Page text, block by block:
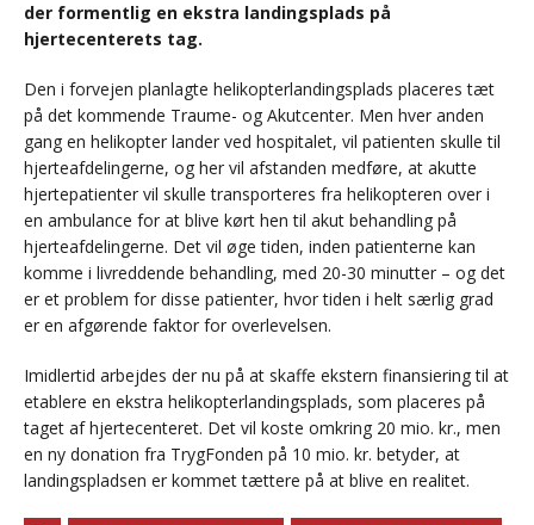
der formentlig en ekstra landingsplads på
hjertecenterets tag.
Den i forvejen planlagte helikopterlandingsplads placeres tæt
på det kommende Traume- og Akutcenter. Men hver anden
gang en helikopter lander ved hospitalet, vil patienten skulle til
hjerteafdelingerne, og her vil afstanden medføre, at akutte
hjertepatienter vil skulle transporteres fra helikopteren over i
en ambulance for at blive kørt hen til akut behandling på
hjerteafdelingerne. Det vil øge tiden, inden patienterne kan
komme i livreddende behandling, med 20-30 minutter – og det
er et problem for disse patienter, hvor tiden i helt særlig grad
er en afgørende faktor for overlevelsen.
Imidlertid arbejdes der nu på at skaffe ekstern finansiering til at
etablere en ekstra helikopterlandingsplads, som placeres på
taget af hjertecenteret. Det vil koste omkring 20 mio. kr., men
en ny donation fra TrygFonden på 10 mio. kr. betyder, at
landingspladsen er kommet tættere på at blive en realitet.